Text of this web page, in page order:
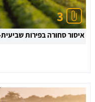
3
איסור סחורה בפירות